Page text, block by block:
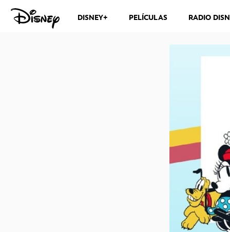
DISNEY+ PELÍCULAS RADIO